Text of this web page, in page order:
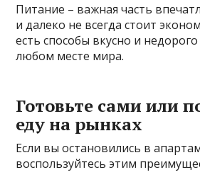
Питание – важная часть
и далеко не всегда стоит
есть способы вкусно и
любом месте мира.
Готовьте сами или
еду на рынках
Если вы остановились в
воспользуйтесь этим